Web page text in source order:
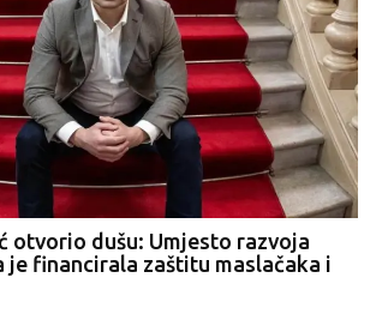
otvorio dušu: Umjesto razvoja
je financirala zaštitu maslačaka i